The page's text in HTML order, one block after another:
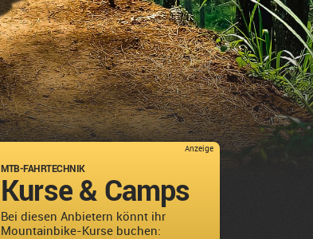
Anzeige
MTB-FAHRTECHNIK
Kurse & Camps
Bei diesen Anbietern könnt ihr
Mountainbike-Kurse buchen: